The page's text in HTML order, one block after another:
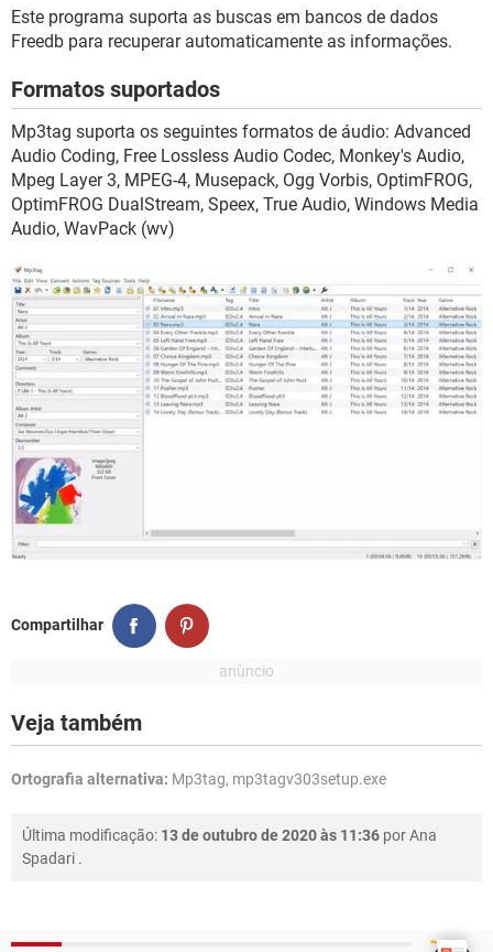
Este programa suporta as buscas em bancos de dados
Freedb para recuperar automaticamente as informações.
Formatos suportados
Mp3tag suporta os seguintes formatos de áudio: Advanced
Audio Coding, Free Lossless Audio Codec, Monkey's Audio,
Mpeg Layer 3, MPEG-4, Musepack, Ogg Vorbis, OptimFROG,
OptimFROG DualStream, Speex, True Audio, Windows Media
Audio, WavPack (wv)
Compartilhar
Veja também
Ortografia alternativa: Mp3tag, mp3tagv303setup.exe
Última modificação: 13 de outubro de 2020 às 11:36 porAna
Spadari .